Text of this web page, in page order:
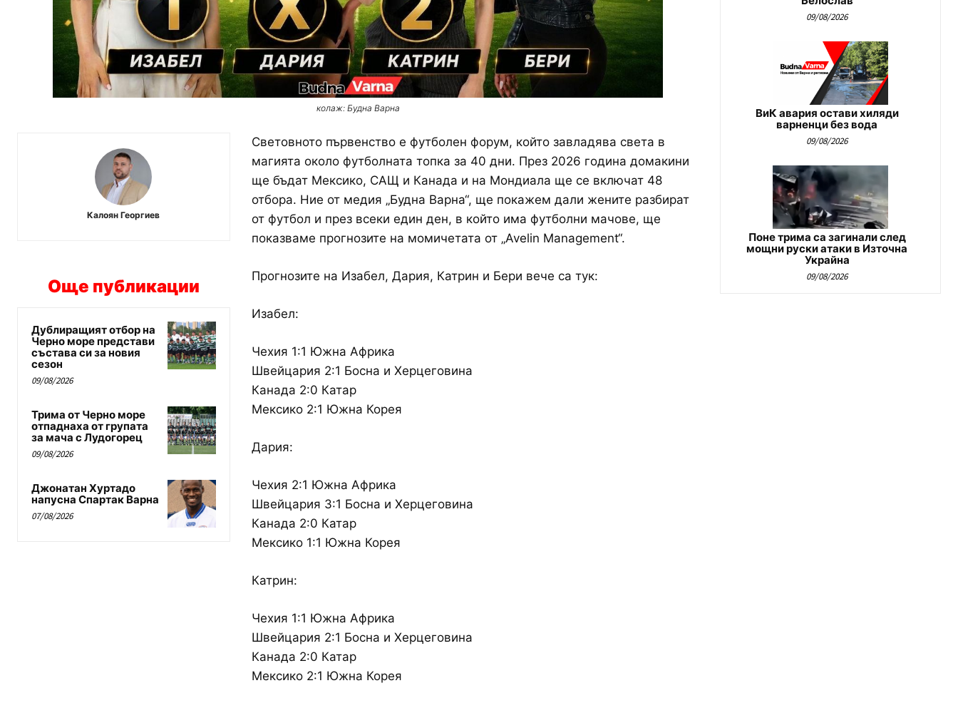
колаж: Будна Варна
Калоян Георгиев
Още публикации
Дублиращият отбор на
Черно море представи
състава си за новия
сезон
09/08/2026
Трима от Черно море
отпаднаха от групата
за мача с Лудогорец
09/08/2026
Джонатан Хуртадо
напусна Спартак Варна
07/08/2026
Световното първенство е футболен форум, който завладява света в
магията около футболната топка за 40 дни. През 2026 година домакини
ще бъдат Мексико, САЩ и Канада и на Мондиала ще се включат 48
отбора. Ние от медия „Будна Варна“, ще покажем дали жените разбират
от футбол и през всеки един ден, в който има футболни мачове, ще
показваме прогнозите на момичетата от „Avelin Management“.
Прогнозите на Изабел, Дария, Катрин и Бери вече са тук:
Изабел:
Чехия 1:1 Южна Африка
Швейцария 2:1 Босна и Херцеговина
Канада 2:0 Катар
Мексико 2:1 Южна Корея
Дария:
Чехия 2:1 Южна Африка
Швейцария 3:1 Босна и Херцеговина
Канада 2:0 Катар
Мексико 1:1 Южна Корея
Катрин:
Чехия 1:1 Южна Африка
Швейцария 2:1 Босна и Херцеговина
Канада 2:0 Катар
Мексико 2:1 Южна Корея
09/08/2026
ВиК авария остави хиляди
варненци без вода
09/08/2026
Поне трима са загинали след
мощни руски атаки в Източна
Украйна
09/08/2026